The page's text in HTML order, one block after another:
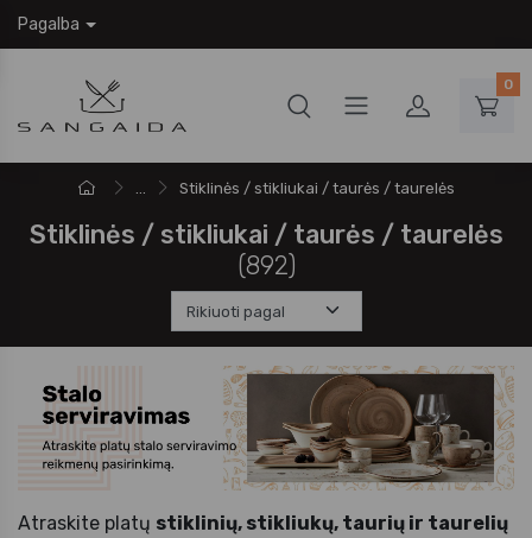
Pagalba
0
... Stiklinės / stikliukai / taurės / taurelės
Stiklinės / stikliukai / taurės / taurelės
(892)
Atraskite platų stiklinių, stikliukų, taurių ir taurelių